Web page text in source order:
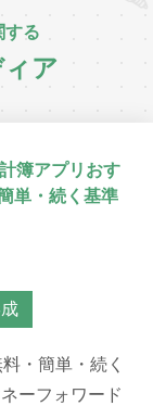
する
ア
簿アプリおす
単・続く基準
・簡単・続く
ーフォワード